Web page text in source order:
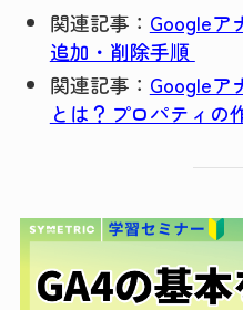
関連記事： Googleア
追加・削除手順
関連記事： Googleア
とは？プロパティの